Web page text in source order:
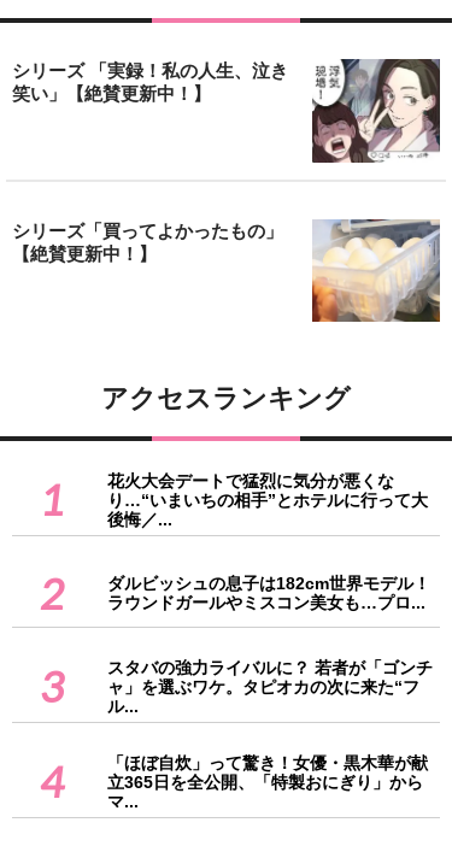
シリーズ 「実録！私の人生、泣き
笑い」【絶賛更新中！】
シリーズ「買ってよかったもの」
【絶賛更新中！】
アクセスランキング
1
花火大会デートで猛烈に気分が悪くな
り…“いまいちの相手”とホテルに行って大
後悔／...
2
ダルビッシュの息子は182cm世界モデル！
ラウンドガールやミスコン美女も…プロ...
3
スタバの強力ライバルに？ 若者が「ゴンチ
ャ」を選ぶワケ。タピオカの次に来た“フ
ル...
4
「ほぼ自炊」って驚き！女優・黒木華が献
立365日を全公開、「特製おにぎり」から
マ...